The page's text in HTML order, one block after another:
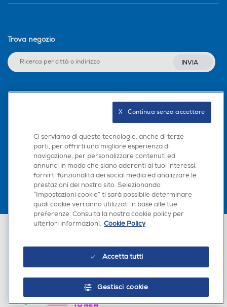
Trova negozio
INVIA
Scarica la nostra app
Euronics Italia SpA. Sede legale Via Montefeltro, 6/a 20156 Milano
Ci serviamo di queste tecnologie, anche di terze
parti, per offrirti una migliore esperienza di
navigazione, per personalizzare contenuti ed
annunci in modo che siano aderenti ai tuoi interessi,
fornirti funzionalità dei social media ed analizzare le
prestazioni del nostro sito. Selezionando
“Impostazioni cookie” ti sarà possibile determinare
quali cookie verranno utilizzati in base alle tue
preferenze. Consulta la nostra cookie policy per
ulteriori informazioni. Cookie Policy
Accetta tutti
Gestisci cookie
X   Continua senza accettare